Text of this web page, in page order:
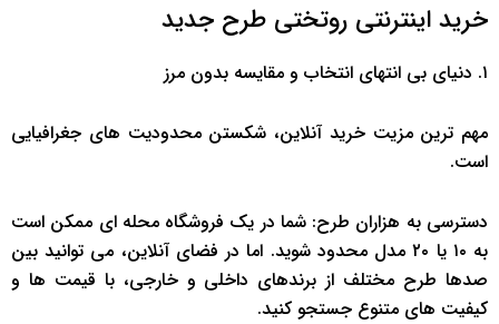
خرید اینترنتی روتختی طرح جدید
۱. دنیای بی انتهای انتخاب و مقایسه بدون مرز
مهم ترین مزیت خرید آنلاین، شکستن محدودیت های جغرافیایی
است.
دسترسی به هزاران طرح: شما در یک فروشگاه محله ای ممکن است
به ۱۰ یا ۲۰ مدل محدود شوید. اما در فضای آنلاین، می توانید بین
صدها طرح مختلف از برندهای داخلی و خارجی، با قیمت ها و
کیفیت های متنوع جستجو کنید.